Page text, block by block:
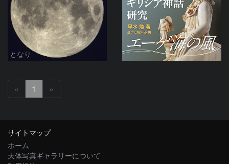
となり
« 1 »
サイトマップ
ホーム
天体写真ギャラリーについて